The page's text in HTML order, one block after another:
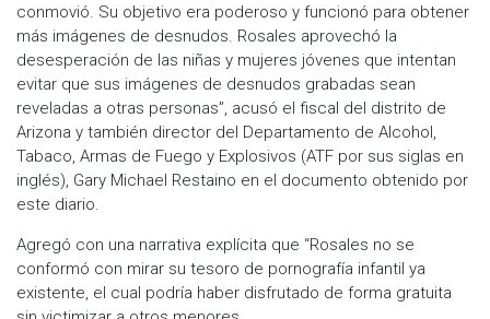
conmovió. Su objetivo era poderoso y funcionó para obtener
más imágenes de desnudos. Rosales aprovechó la
desesperación de las niñas y mujeres jóvenes que intentan
evitar que sus imágenes de desnudos grabadas sean
reveladas a otras personas”, acusó el fiscal del distrito de
Arizona y también director del Departamento de Alcohol,
Tabaco, Armas de Fuego y Explosivos (ATF por sus siglas en
inglés), Gary Michael Restaino en el documento obtenido por
este diario.
Agregó con una narrativa explícita que “Rosales no se
conformó con mirar su tesoro de pornografía infantil ya
existente, el cual podría haber disfrutado de forma gratuita